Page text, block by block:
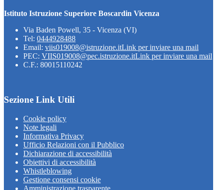
Istituto Istruzione Superiore Boscardin Vicenza
Via Baden Powell, 35 - Vicenza (VI)
Tel: 0444928488
Email: viis019008@istruzione.itLink per inviare una mail
PEC: VIIS019008@pec.istruzione.itLink per inviare una mail
C.F.: 80015110242
Sezione Link Utili
Cookie policy
Note legali
Informativa Privacy
Ufficio Relazioni con il Pubblico
Dichiarazione di accessibilità
Obiettivi di accessibilità
Whistleblowing
Gestione consensi cookie
Amministrazione trasparente